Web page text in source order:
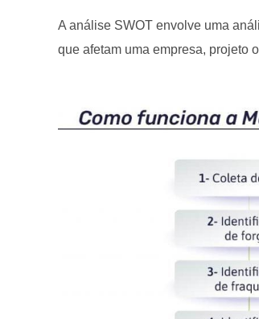
A análise SWOT envolve uma
que afetam uma empresa, projeto